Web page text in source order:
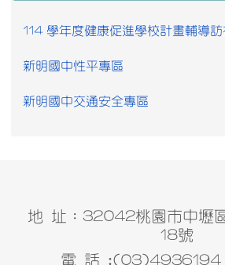
114 學年度健康促進學校計畫輔導訪
新明國中性平專區
新明國中交通安全專區
地 址：32042桃園市中壢
18號
電 話 :(03)4936194